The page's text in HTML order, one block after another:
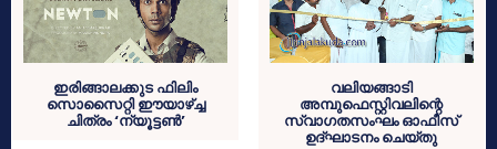
ഇരിങ്ങാലക്കുട ഫിലിം
സൊസൈറ്റി ഈയാഴ്ച്ച
ചിത്രം ‘ന്യൂട്ടണ്‍’
വലിയങ്ങാടി
അമ്പുഫെസ്റ്റിവലിന്റെ
സ്വാഗതസംഘം ഓഫീസ്
ഉദ്ഘാടനം ചെയ്തു